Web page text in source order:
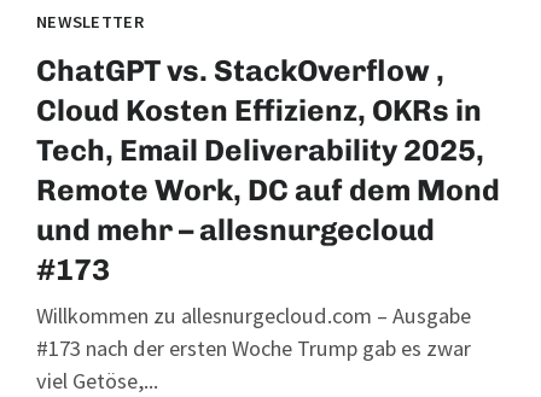
NEWSLETTER
ChatGPT vs. StackOverflow ,
Cloud Kosten Effizienz, OKRs in
Tech, Email Deliverability 2025,
Remote Work, DC auf dem Mond
und mehr – allesnurgecloud
#173
Willkommen zu allesnurgecloud.com – Ausgabe
#173 nach der ersten Woche Trump gab es zwar
viel Getöse,...